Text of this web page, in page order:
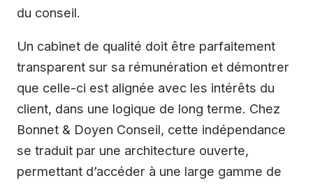
du conseil.
Un cabinet de qualité doit être parfaitement
transparent sur sa rémunération et démontrer
que celle-ci est alignée avec les intérêts du
client, dans une logique de long terme. Chez
Bonnet & Doyen Conseil, cette indépendance
se traduit par une architecture ouverte,
permettant d’accéder à une large gamme de